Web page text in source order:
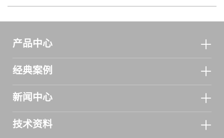
产品中心
经典案例
新闻中心
技术资料